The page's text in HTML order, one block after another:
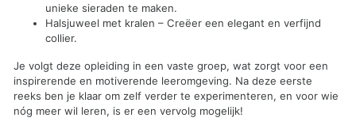
unieke sieraden te maken.
Halsjuweel met kralen – Creëer een elegant en verfijnd
collier.
Je volgt deze opleiding in een vaste groep, wat zorgt voor een
inspirerende en motiverende leeromgeving. Na deze eerste
reeks ben je klaar om zelf verder te experimenteren, en voor wie
nóg meer wil leren, is er een vervolg mogelijk!